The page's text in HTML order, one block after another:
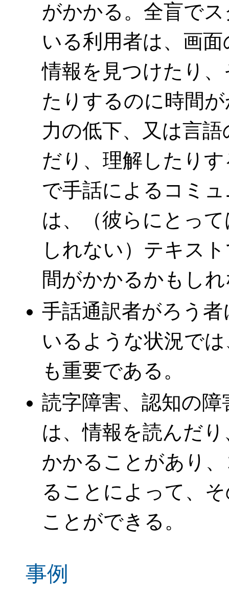
がかかる。全盲で
いる利用者は、画
情報を見つけたり
たりするのに時間
力の低下、又は言
だり、理解したり
で手話によるコミ
は、（彼らにとっ
しれない）テキス
間がかかるかもし
手話通訳者がろう
いるような状況で
も重要である。
読字障害、認知の
は、情報を読んだ
かかることがあり
ることによって、
ことができる。
事例